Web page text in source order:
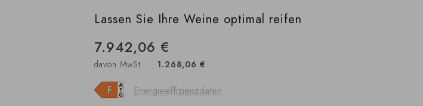
Lassen Sie Ihre Weine optimal reifen
7.942,06 €
davon MwSt. 1.268,06 €
Energieeffizienzdaten